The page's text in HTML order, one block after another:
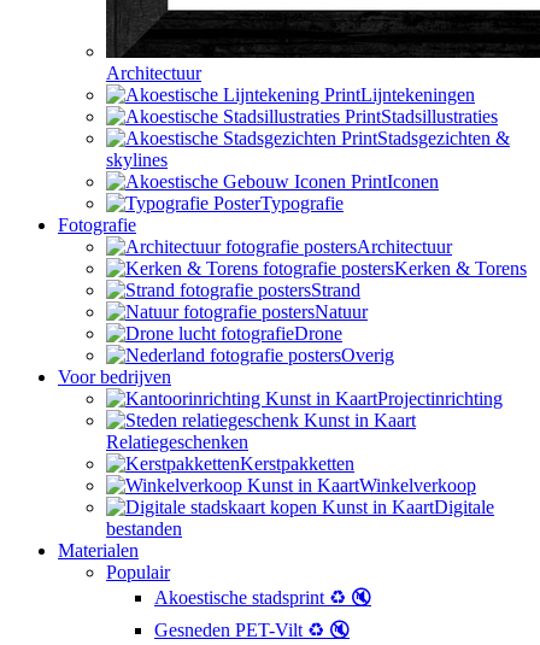
Architectuur
Lijntekeningen
Stadsillustraties
Stadsgezichten &
skylines
Iconen
Typografie
Fotografie
Architectuur
Kerken & Torens
Strand
Natuur
Drone
Overig
Voor bedrijven
Projectinrichting
Relatiegeschenken
Kerstpakketten
Winkelverkoop
Digitale
bestanden
Materialen
Populair
Akoestische stadsprint ♻️ 🔇
Gesneden PET-Vilt ♻️ 🔇